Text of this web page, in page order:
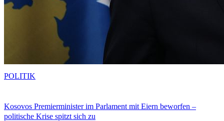
Kosovos Premierminister im Parlament mit Eiern beworfen –
politische Krise spitzt sich zu
POLITIK